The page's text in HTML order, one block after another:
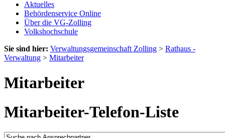
Aktuelles
Behördenservice Online
Über die VG-Zolling
Volkshochschule
Sie sind hier: Verwaltungsgemeinschaft Zolling > Rathaus -
Verwaltung > Mitarbeiter
Mitarbeiter
Mitarbeiter-Telefon-Liste